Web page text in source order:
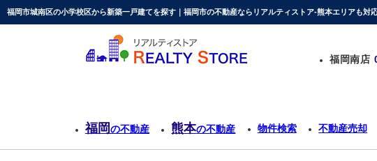
福岡市城南区の小学校区から新築一戸建てを探す｜福岡市の不動産ならリアルティストア-熊本エリアも対
福岡南店
福岡の不動産 熊本の不動産 物件検索 不動産売却